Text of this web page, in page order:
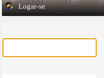
Logar-se